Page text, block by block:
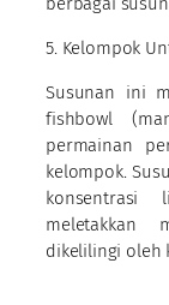
5. Kelompok
Susunan ini
fishbowl
permainan
kelompok.
konsentrasi
meletakkan
dikelilingi oleh